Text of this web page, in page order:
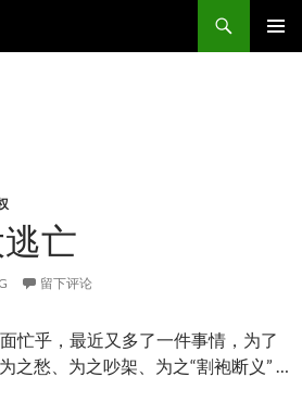
亡
留下评论
忙乎，最近又多了一件事情，为了
之愁、为之吵架、为之“割袍断义” …